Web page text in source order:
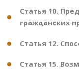
Статья 10.
гражданских
Статья 12.
Статья 15.